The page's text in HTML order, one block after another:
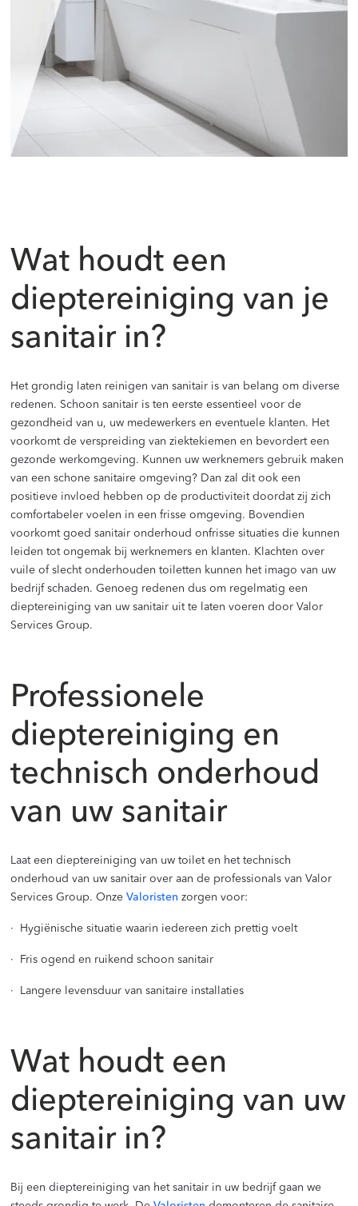
Wat houdt een
dieptereiniging van je
sanitair in?
Het grondig laten reinigen van sanitair is van belang om diverse
redenen. Schoon sanitair is ten eerste essentieel voor de
gezondheid van u, uw medewerkers en eventuele klanten. Het
voorkomt de verspreiding van ziektekiemen en bevordert een
gezonde werkomgeving. Kunnen uw werknemers gebruik maken
van een schone sanitaire omgeving? Dan zal dit ook een
positieve invloed hebben op de productiviteit doordat zij zich
comfortabeler voelen in een frisse omgeving. Bovendien
voorkomt goed sanitair onderhoud onfrisse situaties die kunnen
leiden tot ongemak bij werknemers en klanten. Klachten over
vuile of slecht onderhouden toiletten kunnen het imago van uw
bedrijf schaden. Genoeg redenen dus om regelmatig een
dieptereiniging van uw sanitair uit te laten voeren door Valor
Services Group.
Professionele
dieptereiniging en
technisch onderhoud
van uw sanitair
Laat een dieptereiniging van uw toilet en het technisch
onderhoud van uw sanitair over aan de professionals van Valor
Services Group. Onze Valoristen zorgen voor:
· Hygiënische situatie waarin iedereen zich prettig voelt
· Fris ogend en ruikend schoon sanitair
· Langere levensduur van sanitaire installaties
Wat houdt een
dieptereiniging van uw
sanitair in?
Bij een dieptereiniging van het sanitair in uw bedrijf gaan we